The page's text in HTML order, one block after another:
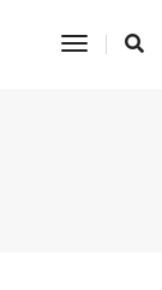
Toggle